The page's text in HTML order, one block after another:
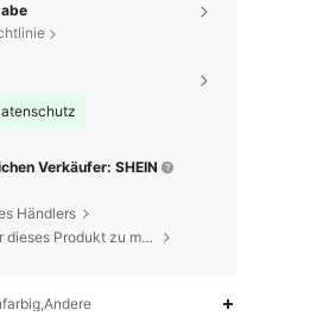
Verkäufer: SHEIN
Händlers
Um diesen Verkäufer und/oder dieses Produkt zu melden